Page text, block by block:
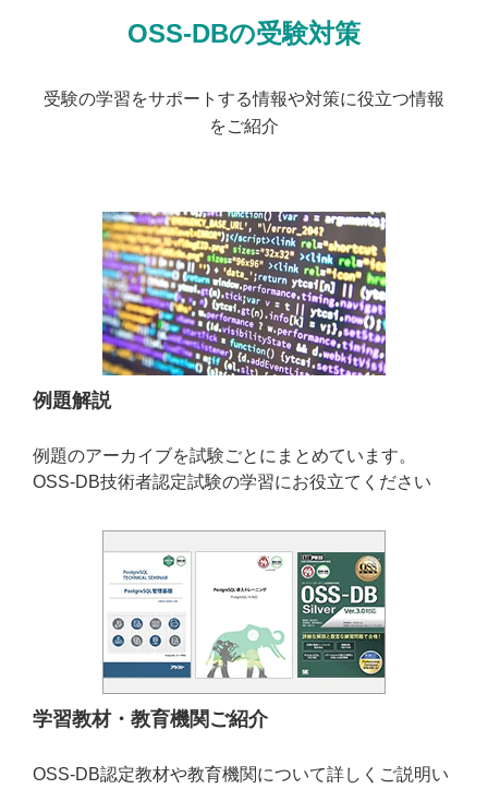
OSS-DBの受験対策
受験の学習をサポートする情報や対策に役立つ情報
をご紹介
例題解説
例題のアーカイブを試験ごとにまとめています。
OSS-DB技術者認定試験の学習にお役立てください
学習教材・教育機関ご紹介
OSS-DB認定教材や教育機関について詳しくご説明い